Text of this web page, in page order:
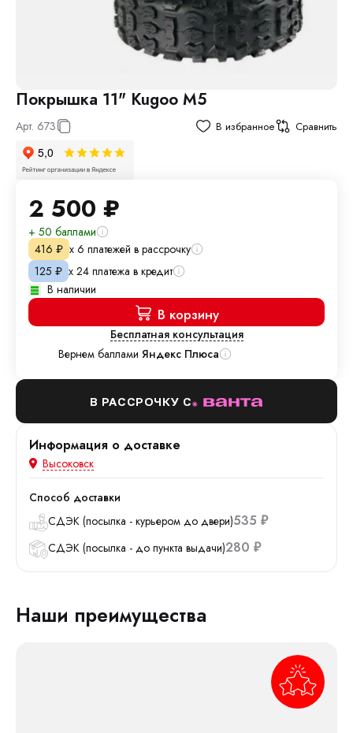
Покрышка 11" Kugoo M5
Арт. 673 В избранное Сравнить
2 500 ₽
+ 50 баллами
416 ₽ х 6 платежей в рассрочку
125 ₽ х 24 платежа в кредит
В наличии
В корзину
Бесплатная консультация
Вернем баллами Яндекс Плюса
В РАССРОЧКУ С
Информация о доставке
Высоковск
Способ доставки
СДЭК (посылка - курьером до двери)535 ₽
СДЭК (посылка - до пункта выдачи)280 ₽
Наши преимущества